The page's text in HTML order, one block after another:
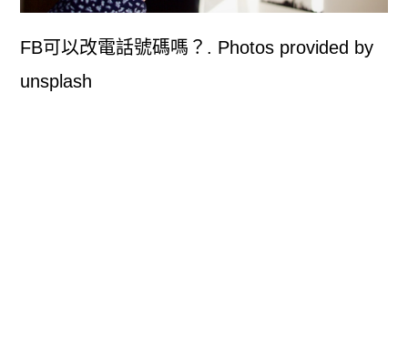
FB可以改電話號碼嗎？. Photos provided by
unsplash